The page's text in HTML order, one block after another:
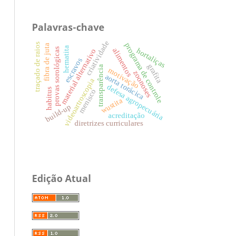
Palavras-chave
transparênciaaorta torácica
criatividade
material alternativo motivaçãozoonoses
defesa agropecuária
programa de controle
provas sorológicas wustita
videoartroscopia
menisco
diretrizes curriculares
acreditação
escravos
fibra de juta hematita hortaliças
alimentos
build-up
grafita
traçado de raios
habitus
Edição Atual